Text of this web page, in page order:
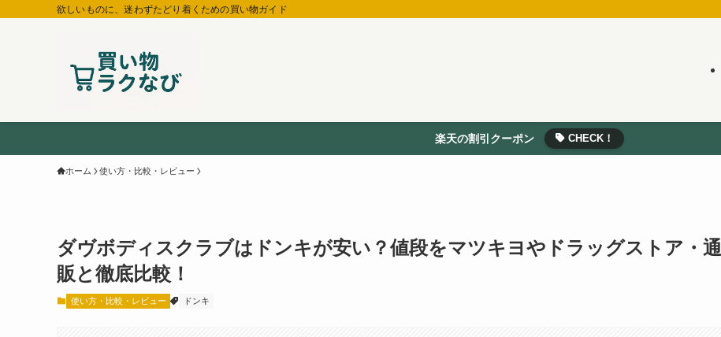
欲しいものに、迷わずたどり着くための買い物ガイド
楽天の割引クーポン CHECK！
ホーム 使い方・比較・レビュー
ダヴボディスクラブはドンキが安い？値段をマツキヨやドラッグストア・通
販と徹底比較！
使い方・比較・レビュー ドンキ